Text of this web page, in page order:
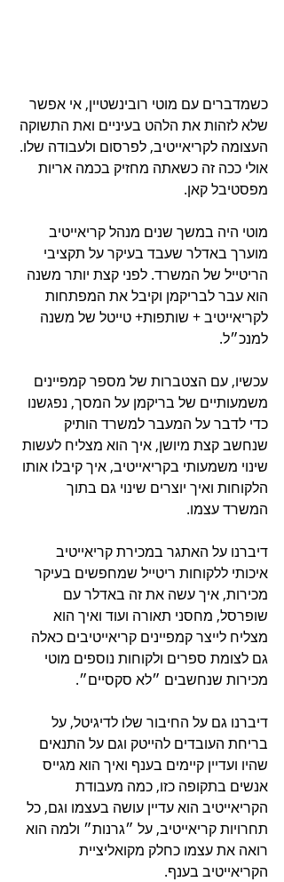
כשמדברים עם מוטי רובינשטיין, אי אפשר
שלא לזהות את הלהט בעיניים ואת התשוקה
העצומה לקריאייטיב, לפרסום ולעבודה שלו.
אולי ככה זה כשאתה מחזיק בכמה אריות
מפסטיבל קאן.
מוטי היה במשך שנים מנהל קריאייטיב
מוערך באדלר שעבד בעיקר על תקציבי
הריטייל של המשרד. לפני קצת יותר משנה
הוא עבר לבריקמן וקיבל את המפתחות
לקריאייטיב + שותפות+ טייטל של משנה
למנכ״ל.
עכשיו, עם הצטברות של מספר קמפיינים
משמעותיים של בריקמן על המסך, נפגשנו
כדי לדבר על המעבר למשרד הותיק
שנחשב קצת מיושן, איך הוא מצליח לעשות
שינוי משמעותי בקריאייטיב, איך קיבלו אותו
הלקוחות ואיך יוצרים שינוי גם בתוך
המשרד עצמו.
דיברנו על האתגר במכירת קריאייטיב
איכותי ללקוחות ריטייל שמחפשים בעיקר
מכירות, איך עשה את זה באדלר עם
שופרסל, מחסני תאורה ועוד ואיך הוא
מצליח לייצר קמפיינים קריאייטיבים כאלה
גם לצומת ספרים ולקוחות נוספים מוטי
מכירות שנחשבים ״לא סקסיים״.
דיברנו גם על החיבור שלו לדיגיטל, על
בריחת העובדים להייטק וגם על התנאים
שהיו ועדיין קיימים בענף ואיך הוא מגייס
אנשים בתקופה כזו, כמה מעבודת
הקריאייטיב הוא עדיין עושה בעצמו וגם, כל
תחרויות קריאייטיב, על ״גרנות״ ולמה הוא
רואה את עצמו כחלק מקואליציית
הקריאייטיב בענף.